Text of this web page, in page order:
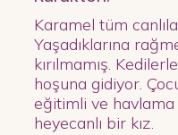
Karamel tüm
Yaşadıklarına
kırılmamış.
hoşuna gidiyor.
eğitimli ve
heyecanlı bir kız.